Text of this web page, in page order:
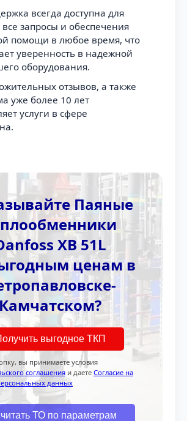
всегда доступна для
все запросы и обеспечения
помощи в любое время, что
уверенность в надежной
оборудования.
отзывов, а также
уже более 10 лет
услуги в сфере
Паяные
XB 51L
ценам в
Камчатском?
выгодное ТКП
вы принимаете условия
соглашения и даете Согласие на
данных
ТО по параметрам